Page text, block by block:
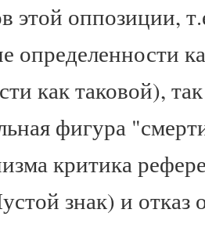
этой оппозиции,
определенности
как таковой),
фигура
критика
знак) и отказ